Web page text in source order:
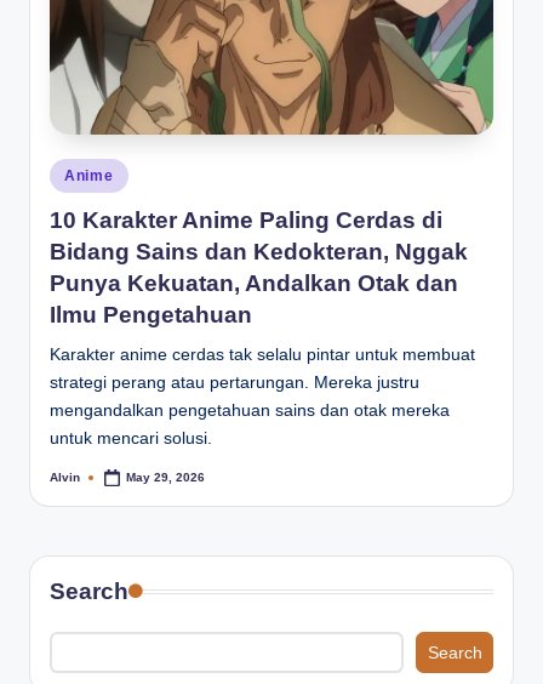
Posted
in
Anime
10 Karakter Anime Paling Cerdas di
Bidang Sains dan Kedokteran, Nggak
Punya Kekuatan, Andalkan Otak dan
Ilmu Pengetahuan
Karakter anime cerdas tak selalu pintar untuk membuat
strategi perang atau pertarungan. Mereka justru
mengandalkan pengetahuan sains dan otak mereka
untuk mencari solusi.
Posted
Alvin May 29, 2026
Search
Search